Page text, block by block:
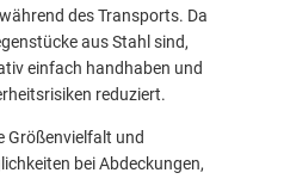
des Transports. Da
aus Stahl sind,
einfach handhaben und
reduziert.
Größenvielfalt und
bei Abdeckungen,